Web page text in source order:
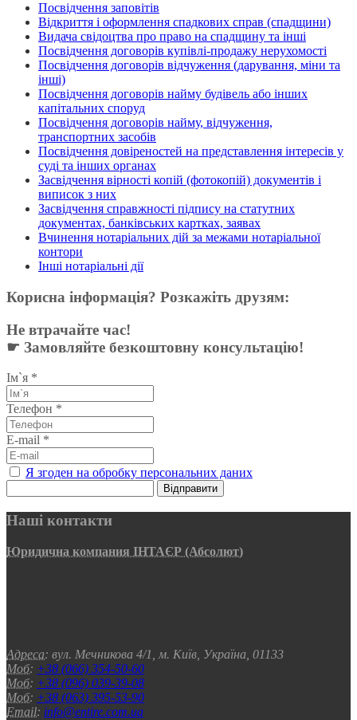
Посвідчення заповітів
Відкриття і оформлення спадкових справ (спадщини)
Видача свідоцтва про право на спадщину та інші
Посвідчення договорів купівлі-продажу нерухомості
Посвідчення договорів відчуження (дарування, міни та
інші)
Посвідчення договорів найму будівель або інших
капітальних споруд
Посвідчення договорів найму, відчуження,
транспортних засобів
Посвідчення довіреностей на представлення інтересів у
суді та інших органах
Засвідчення вірності копій (фотокопій) документів і
виписок з них
Засвідчення справжності підпису на статутних
документах, банківських картках, заявах
Вчинення нотаріальних дій за межами нотаріальної
контори
Інші нотаріальні дії
Корисна інформація? Розкажіть друзям:
Не втрачайте час!
☛ Замовляйте безкоштовну консультацію!
Ім`я *
Телефон *
E-mail *
Я згоден на обробку персональних даних
Відправити
Наші контакти
Юридична компания ІНТАЄР (Абсолют)
Адреса: вул. Мечникова 4/1, м. Київ, Україна, 01133
Моб: +38 (066) 354-50-60
Моб: +38 (096) 039-39-08
Моб: +38 (063) 395-53-90
Email: info@entire.com.ua